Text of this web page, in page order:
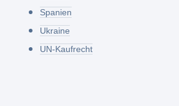
Spanien
Ukraine
UN-Kaufrecht